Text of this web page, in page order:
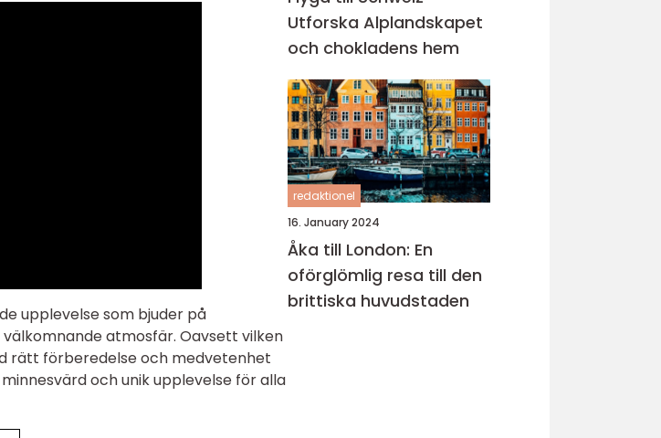
upplevelse som bjuder på
atmosfär. Oavsett vilken
rätt förberedelse och medvetenhet
och unik upplevelse för alla
Utforska Alplandskapet
och chokladens hem
redaktionel
16. January 2024
Åka till London: En
oförglömlig resa till den
brittiska huvudstaden